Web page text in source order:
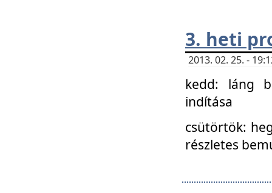
3. heti
2013. 02. 25. -
kedd: láng
indítása
csütörtök:
részletes